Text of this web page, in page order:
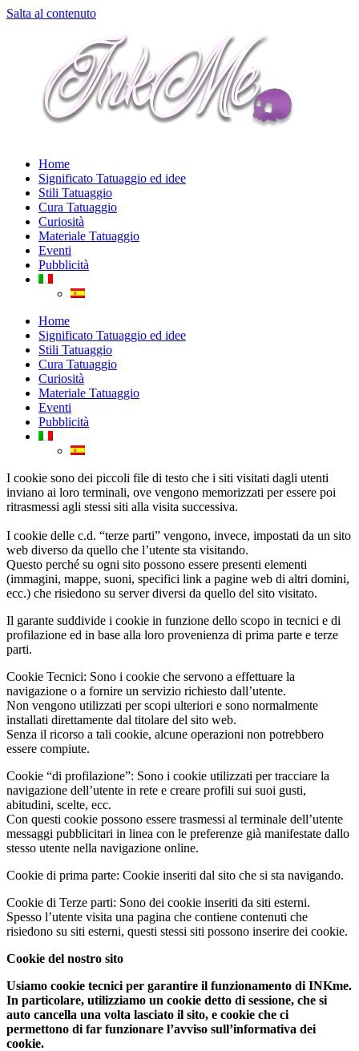
Salta al contenuto
Home
Significato Tatuaggio ed idee
Stili Tatuaggio
Cura Tatuaggio
Curiosità
Materiale Tatuaggio
Eventi
Pubblicità
Home
Significato Tatuaggio ed idee
Stili Tatuaggio
Cura Tatuaggio
Curiosità
Materiale Tatuaggio
Eventi
Pubblicità
I cookie sono dei piccoli file di testo che i siti visitati dagli utenti
inviano ai loro terminali, ove vengono memorizzati per essere poi
ritrasmessi agli stessi siti alla visita successiva.
I cookie delle c.d. “terze parti” vengono, invece, impostati da un sito
web diverso da quello che l’utente sta visitando.
Questo perché su ogni sito possono essere presenti elementi
(immagini, mappe, suoni, specifici link a pagine web di altri domini,
ecc.) che risiedono su server diversi da quello del sito visitato.
Il garante suddivide i cookie in funzione dello scopo in tecnici e di
profilazione ed in base alla loro provenienza di prima parte e terze
parti.
Cookie Tecnici: Sono i cookie che servono a effettuare la
navigazione o a fornire un servizio richiesto dall’utente.
Non vengono utilizzati per scopi ulteriori e sono normalmente
installati direttamente dal titolare del sito web.
Senza il ricorso a tali cookie, alcune operazioni non potrebbero
essere compiute.
Cookie “di profilazione”: Sono i cookie utilizzati per tracciare la
navigazione dell’utente in rete e creare profili sui suoi gusti,
abitudini, scelte, ecc.
Con questi cookie possono essere trasmessi al terminale dell’utente
messaggi pubblicitari in linea con le preferenze già manifestate dallo
stesso utente nella navigazione online.
Cookie di prima parte: Cookie inseriti dal sito che si sta navigando.
Cookie di Terze parti: Sono dei cookie inseriti da siti esterni.
Spesso l’utente visita una pagina che contiene contenuti che
risiedono su siti esterni, questi stessi siti possono inserire dei cookie.
Cookie del nostro sito
Usiamo cookie tecnici per garantire il funzionamento di INKme.
In particolare, utilizziamo un cookie detto di sessione, che si
auto cancella una volta lasciato il sito, e cookie che ci
permettono di far funzionare l’avviso sull’informativa dei
cookie.